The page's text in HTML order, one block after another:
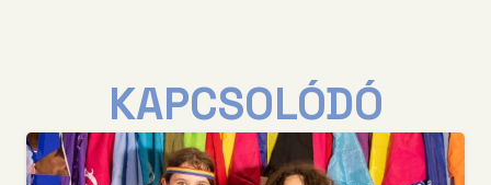
KAPCSOLÓDÓ